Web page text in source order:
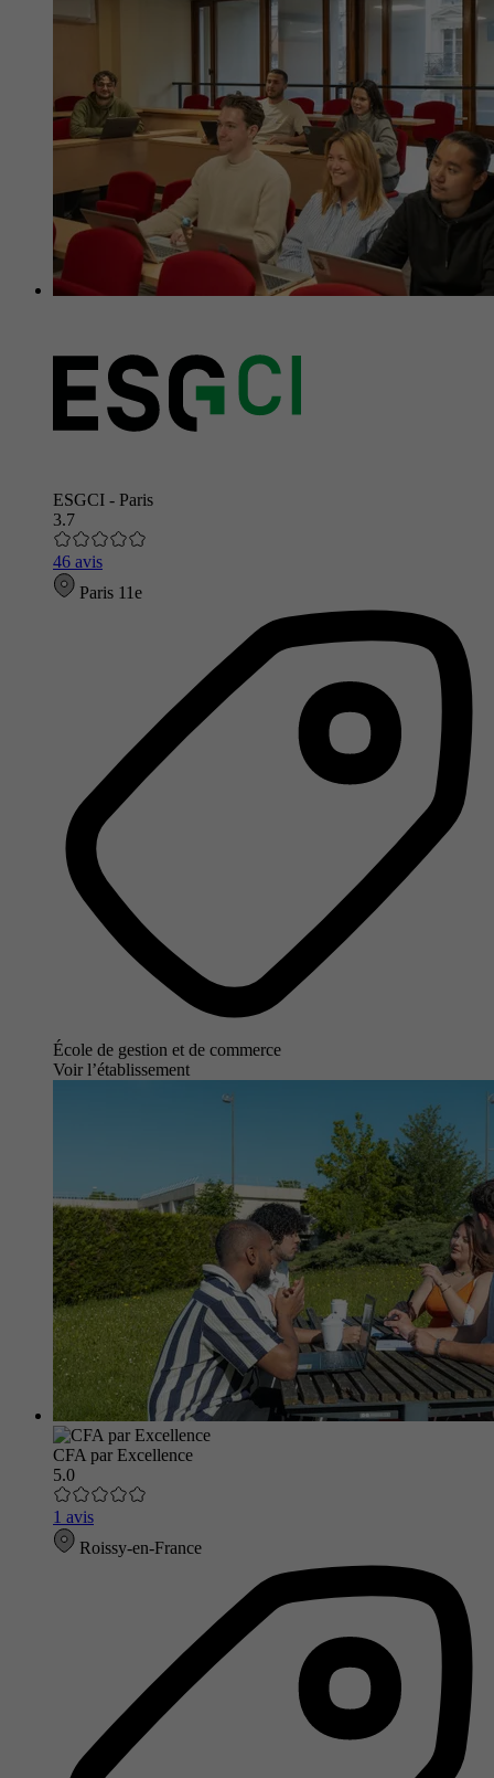
ESGCI - Paris
3.7
46 avis
Paris 11e
École de gestion et de commerce
Voir l’établissement
CFA par Excellence
5.0
1 avis
Roissy-en-France